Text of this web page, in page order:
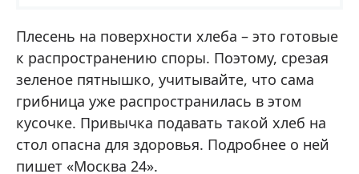
Плесень на поверхности хлеба – это готовые
к распространению споры. Поэтому, срезая
зеленое пятнышко, учитывайте, что сама
грибница уже распространилась в этом
кусочке. Привычка подавать такой хлеб на
стол опасна для здоровья. Подробнее о ней
пишет «Москва 24».